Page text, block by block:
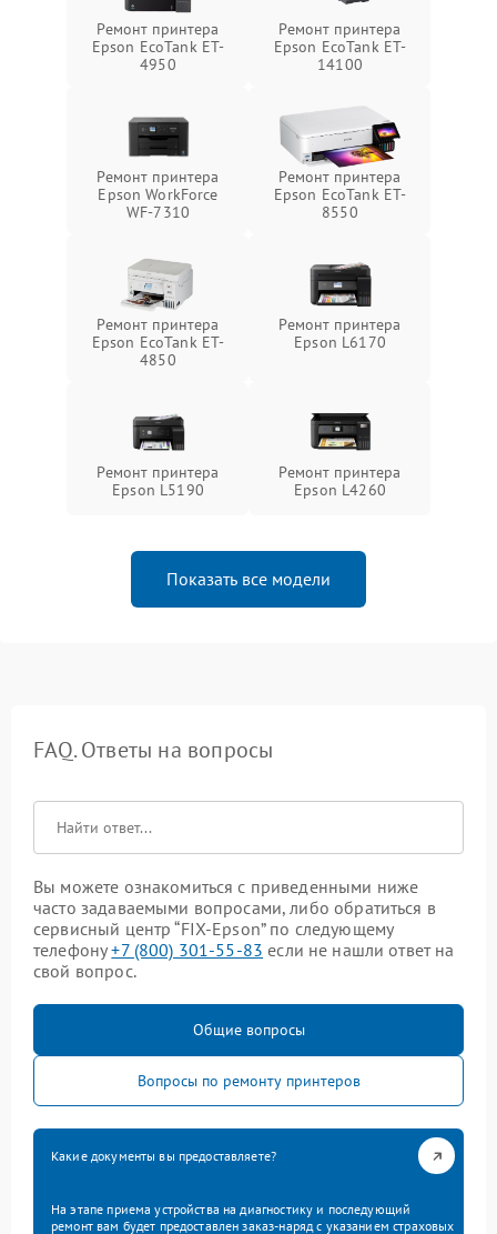
Ремонт принтера
Epson EcoTank ET-
4950
Ремонт принтера
Epson EcoTank ET-
14100
Ремонт принтера
Epson WorkForce
WF-7310
Ремонт принтера
Epson EcoTank ET-
8550
Ремонт принтера
Epson EcoTank ET-
4850
Ремонт принтера
Epson L6170
Ремонт принтера
Epson L5190
Ремонт принтера
Epson L4260
Показать все модели
FAQ. Ответы на вопросы
Вы можете ознакомиться с приведенными ниже
часто задаваемыми вопросами, либо обратиться в
сервисный центр “FIX-Epson” по следующему
телефону+7 (800) 301-55-83 если не нашли ответ на
свой вопрос.
Общие вопросы
Вопросы по ремонту принтеров
Какие документы вы предоставляете?
На этапе приема устройства на диагностику и последующий
ремонт вам будет предоставлен заказ-наряд с указанием страховых